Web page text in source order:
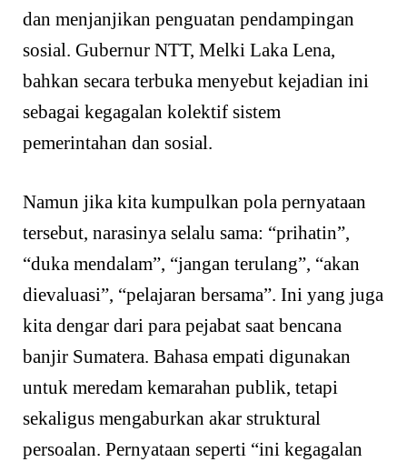
dan menjanjikan penguatan pendampingan
sosial. Gubernur NTT, Melki Laka Lena,
bahkan secara terbuka menyebut kejadian ini
sebagai kegagalan kolektif sistem
pemerintahan dan sosial.
Namun jika kita kumpulkan pola pernyataan
tersebut, narasinya selalu sama: “prihatin”,
“duka mendalam”, “jangan terulang”, “akan
dievaluasi”, “pelajaran bersama”. Ini yang juga
kita dengar dari para pejabat saat bencana
banjir Sumatera. Bahasa empati digunakan
untuk meredam kemarahan publik, tetapi
sekaligus mengaburkan akar struktural
persoalan. Pernyataan seperti “ini kegagalan